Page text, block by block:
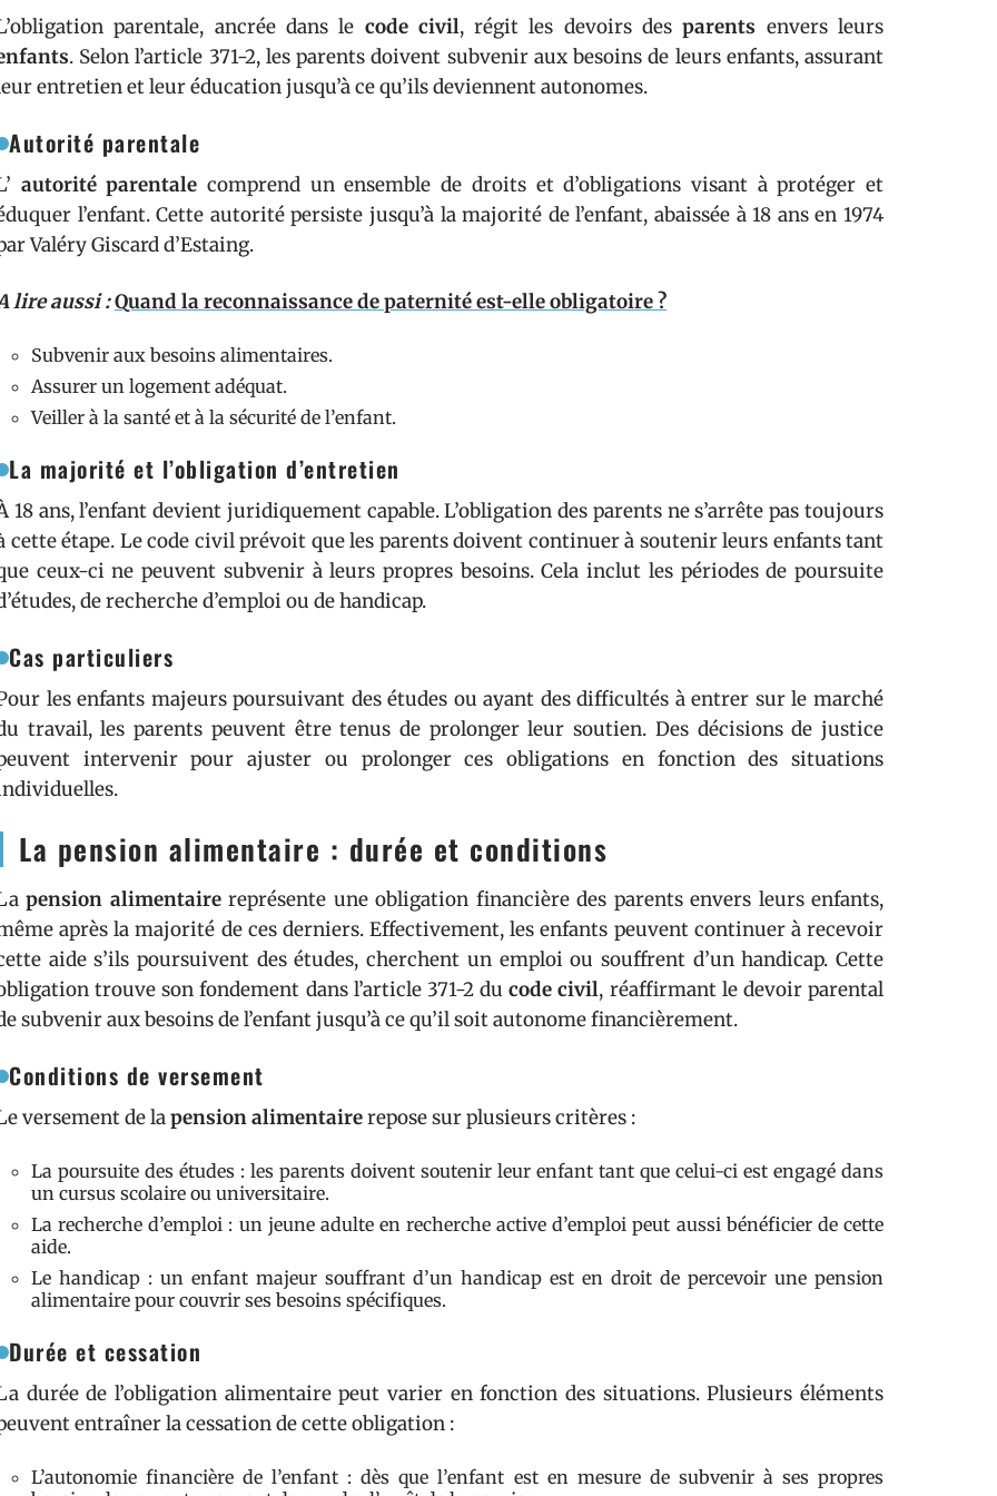
parentale, ancrée dans le code civil, régit les devoirs desparents envers leurs
. Selon l’article 371-2, les parents doivent subvenir aux besoins de leurs enfants, assurant
entretien et leur éducation jusqu’à ce qu’ils deviennent autonomes.
Autorité parentale
autorité parentale comprend un ensemble de droits et d’obligations visant à protéger et
l’enfant. Cette autorité persiste jusqu’à la majorité de l’enfant, abaissée à 18 ans en 1974
Valéry Giscard d’Estaing.
lire aussi :Quand la reconnaissance de paternité est-elle obligatoire ?
Subvenir aux besoins alimentaires.
Assurer un logement adéquat.
Veiller à la santé et à la sécurité de l’enfant.
La majorité et l’obligation d’entretien
18 ans, l’enfant devient juridiquement capable. L’obligation des parents ne s’arrête pas toujours
cette étape. Le code civil prévoit que les parents doivent continuer à soutenir leurs enfants tant
ceux-ci ne peuvent subvenir à leurs propres besoins. Cela inclut les périodes de poursuite
de recherche d’emploi ou de handicap.
Cas particuliers
les enfants majeurs poursuivant des études ou ayant des difficultés à entrer sur le marché
travail, les parents peuvent être tenus de prolonger leur soutien. Des décisions de justice
intervenir pour ajuster ou prolonger ces obligations en fonction des situations
La pension alimentaire : durée et conditions
pension alimentairereprésente une obligation financière des parents envers leurs enfants,
après la majorité de ces derniers. Effectivement, les enfants peuvent continuer à recevoir
aide s’ils poursuivent des études, cherchent un emploi ou souffrent d’un handicap. Cette
trouve son fondement dans l’article 371-2 ducode civil, réaffirmant le devoir parental
subvenir aux besoins de l’enfant jusqu’à ce qu’il soit autonome financièrement.
Conditions de versement
versement de lapension alimentairerepose sur plusieurs critères :
La poursuite des études : les parents doivent soutenir leur enfant tant que celui-ci est engagé dans
un cursus scolaire ou universitaire.
La recherche d’emploi : un jeune adulte en recherche active d’emploi peut aussi bénéficier de cette
aide.
Le handicap : un enfant majeur souffrant d’un handicap est en droit de percevoir une pension
alimentaire pour couvrir ses besoins spécifiques.
Durée et cessation
durée de l’obligation alimentaire peut varier en fonction des situations. Plusieurs éléments
entraîner la cessation de cette obligation :
L’autonomie financière de l’enfant : dès que l’enfant est en mesure de subvenir à ses propres